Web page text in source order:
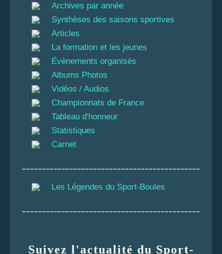
Archives par année
Synthèses des saisons sportives
Articles
La formation et les jeunes
Évènements organisés
Albums Photos
Vidéos / Audios
Championnats de France
Tableau d'honneur
Statistiques
Carnet
Les Légendes du Sport-Boules
Suivez l'actualité du Sport-